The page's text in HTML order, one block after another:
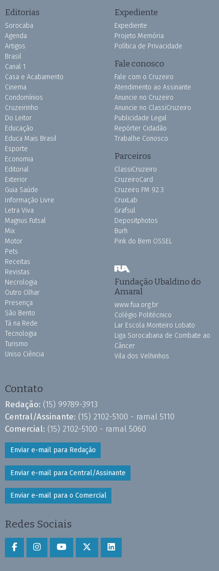
Editorias
Sorocaba
Agenda
Artigos
Brasil
Canal 1
Casa e Acabamento
Cinema
Condomínios
Cruzeirinho
Do Leitor
Educação
Educa Mais Brasil
Esporte
Economia
Editorial
Exterior
Guia Saúde
Informação Livre
Letra Viva
Magnus Futsal
Mix
Motor
Pets
Receitas
Revistas
Necrologia
Outro Olhar
Presença
São Bento
Tá na Rede
Tecnologia
Turismo
Uniso Ciência
Expediente
Expediente
Projeto Memória
Política de Privacidade
Fale conosco
Fale com o Cruzeiro
Atendimento ao Assinante
Anuncie no Cruzeiro
Anuncie no ClassiCruzeiro
Publicidade Legal
Repórter Cidadão
Trabalhe Conosco
Parceiros
ClassiCruzeiro
CruzeiroCard
Cruzeiro FM 92.3
CruxLab
Grafsul
Depositphotos
Burh
Pink do Bem OSSEL
Fundação Ubaldino do
Amaral
www.fua.org.br
Colégio Politécnico
Lar Escola Monteiro Lobato
Liga Sorocabana de Combate ao
Câncer
Vila dos Velhinhos
Contato
Redação: (15) 99789-3913
Central/Assinante: (15) 2102-5100 - ramal 5110
Comercial: (15) 2102-5100 - ramal 5060
Enviar e-mail para Redação
Enviar e-mail para Central/Assinante
Enviar e-mail para o Comercial
Redes Sociais